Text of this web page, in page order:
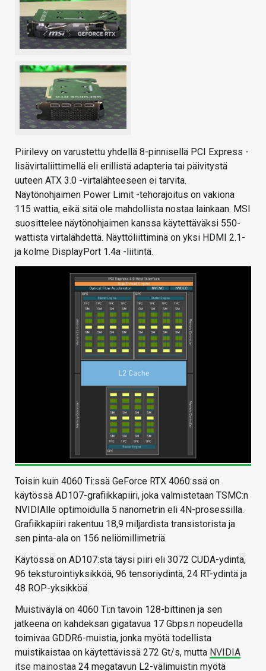
Piirilevy on varustettu yhdellä 8-pinnisellä PCI Express -
lisävirtaliittimellä eli erillistä adapteria tai päivitystä
uuteen ATX 3.0 -virtalähteeseen ei tarvita.
Näytönohjaimen Power Limit -tehorajoitus on vakiona
115 wattia, eikä sitä ole mahdollista nostaa lainkaan. MSI
suosittelee näytönohjaimen kanssa käytettäväksi 550-
wattista virtalähdettä. Näyttöliittiminä on yksi HDMI 2.1-
ja kolme DisplayPort 1.4a -liitintä.
Toisin kuin 4060 Ti:ssä GeForce RTX 4060:ssä on
käytössä AD107-grafiikkapiiri, joka valmistetaan TSMC:n
NVIDIAlle optimoidulla 5 nanometrin eli 4N-prosessilla.
Grafiikkapiiri rakentuu 18,9 miljardista transistorista ja
sen pinta-ala on 156 neliömillimetriä.
Käytössä on AD107:stä täysi piiri eli 3072 CUDA-ydintä,
96 teksturointiyksikköä, 96 tensoriydintä, 24 RT-ydintä ja
48 ROP-yksikköä.
Muistiväylä on 4060 Ti:n tavoin 128-bittinen ja sen
jatkeena on kahdeksan gigatavua 17 Gbps:n nopeudella
toimivaa GDDR6-muistia, jonka myötä todellista
muistikaistaa on käytettävissä 272 Gt/s, mutta NVIDIA
itse mainostaa 24 megatavun L2-välimuistin myötä